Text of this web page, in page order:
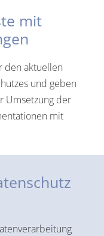
mit
den aktuellen
und geben
Umsetzung der
mit